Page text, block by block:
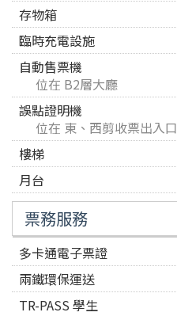
存物箱
臨時充電設施
自動售票機
位在 B2層大廳
誤點證明機
位在 東、西剪收票出入口
樓梯
月台
票務服務
多卡通電子票證
兩鐵環保運送
TR-PASS 學生